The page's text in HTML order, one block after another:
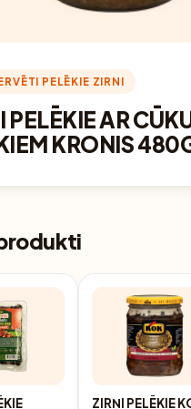
PELĒKIE ZIRNI
PELĒKIE AR
KRONIS
ZIRŅI PELĒKIE